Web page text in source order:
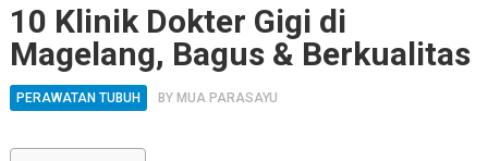
10 Klinik Dokter Gigi di
Magelang, Bagus & Berkualitas
PERAWATAN TUBUH BY MUA PARASAYU